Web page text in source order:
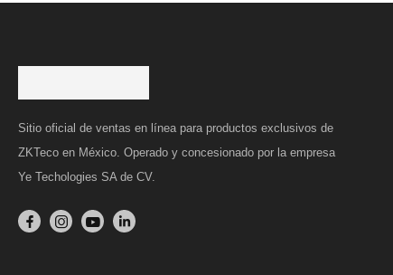
Sitio oficial de ventas en línea para productos exclusivos de
ZKTeco en México. Operado y concesionado por la empresa
Ye Techologies SA de CV.